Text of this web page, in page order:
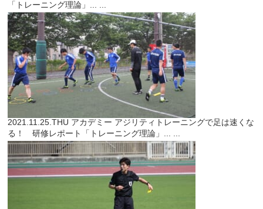
「トレーニング理論」... ...
2021.11.25.THU アカデミー アジリティトレーニングで足は速くな
る！ 研修レポート「トレーニング理論」... ...